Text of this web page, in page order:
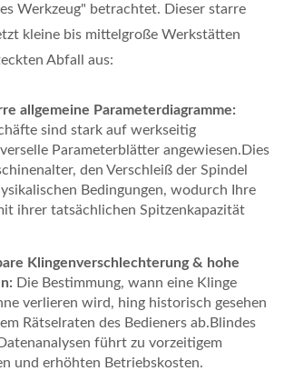
Werkzeug" betrachtet. Dieser starre
kleine bis mittelgroße Werkstätten
Abfall aus:
allgemeine Parameterdiagramme:
sind stark auf werkseitig
Parameterblätter angewiesen.Dies
den Verschleiß der Spindel
Bedingungen, wodurch Ihre
ihrer tatsächlichen Spitzenkapazität
Klingenverschlechterung & hohe
Die Bestimmung, wann eine Klinge
verlieren wird, hing historisch gesehen
Rätselraten des Bedieners ab.Blindes
führt zu vorzeitigem
und erhöhten Betriebskosten.